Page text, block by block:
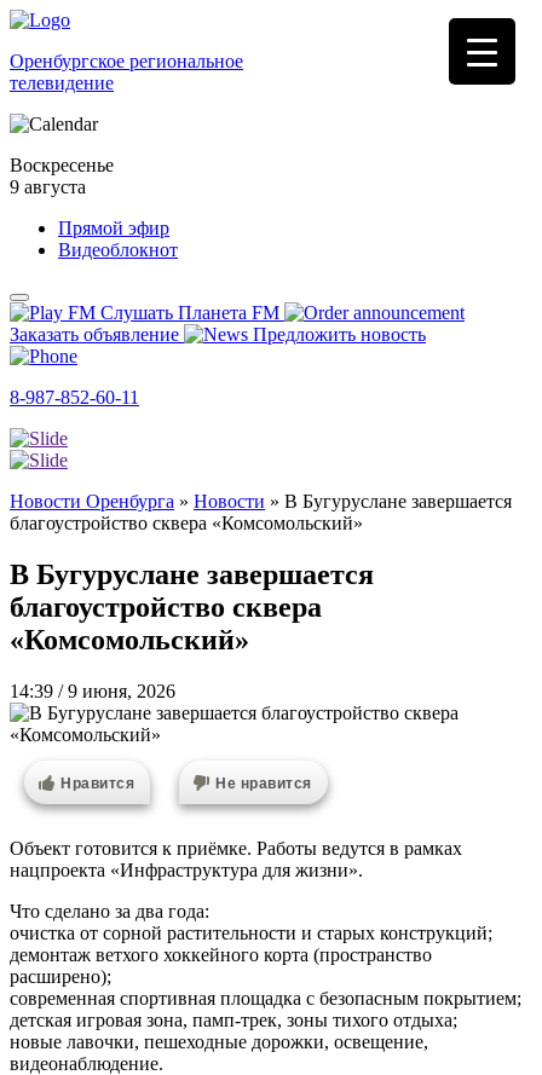
Оренбургское региональное
телевидение
Воскресенье
9 августа
Прямой эфир
Видеоблокнот
Слушать Планета FM
Заказать объявление
Предложить новость
8-987-852-60-11
Новости Оренбурга » Новости » В Бугуруслане завершается
благоустройство сквера «Комсомольский»
В Бугуруслане завершается
благоустройство сквера
«Комсомольский»
14:39 / 9 июня, 2026
Нравится Не нравится
Объект готовится к приёмке. Работы ведутся в рамках
нацпроекта «Инфраструктура для жизни».
Что сделано за два года:
очистка от сорной растительности и старых конструкций;
демонтаж ветхого хоккейного корта (пространство
расширено);
современная спортивная площадка с безопасным покрытием;
детская игровая зона, памп-трек, зоны тихого отдыха;
новые лавочки, пешеходные дорожки, освещение,
видеонаблюдение.